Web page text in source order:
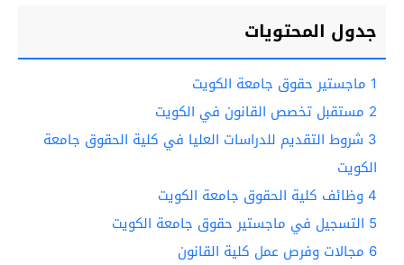
جدول المحتويات
1 ماجستير حقوق جامعة الكويت
2 مستقبل تخصص القانون في الكويت
3 شروط التقديم للدراسات العليا في كلية الحقوق جامعة
الكويت
4وظائف كلية الحقوق جامعة الكويت
5 التسجيل في ماجستير حقوق جامعة الكويت
6 مجالات وفرص عمل كلية القانون